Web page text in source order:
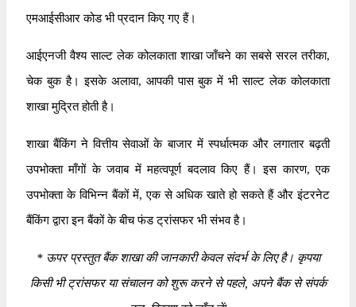
एमआईसीआर कोड भी प्रदान किए गए हैं।
आईएनजी वैश्य साल्ट लेक कोलकाता शाखा जाँचने का सबसे सरल तरीका,
चेक बुक है। इसके अलावा, आपकी पास बुक में भी साल्ट लेक कोलकाता
शाखा मुद्रित होती है।
शाखा बैंकिंग ने वित्तीय सेवाओं के बाजार में स्पर्धात्मक और लगातार बढ़ती
उपभोक्ता माँगों के जवाब में महत्वपूर्ण बदलाव किए हैं। इस कारण, एक
उपभोक्ता के विभिन्न बैंकों में, एक से अधिक खाते हो सकते हैं और इंटरनेट
बैंकिंग द्वारा इन बैंकों के बीच फंड ट्रांसफर भी संभव है।
*ऊपर प्रस्तुत बैंक शाखा की जानकारी केवल संदर्भ के लिए है। कृपया
किसी भी ट्रांसफर या संचालन को शुरू करने से पहले, अपने बैंक से संपर्क